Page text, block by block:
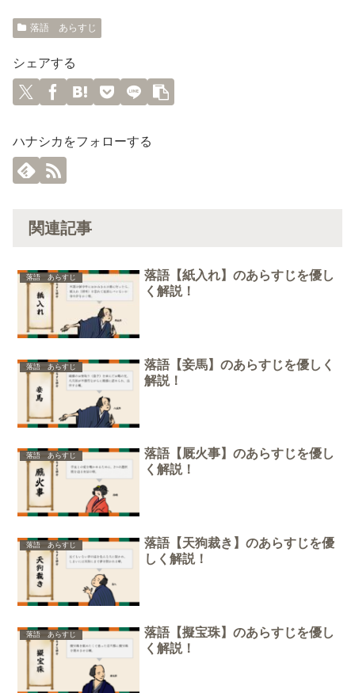
落語 あらすじ
シェアする
ハナシカをフォローする
関連記事
落語 あらすじ
落語【紙入れ】のあらすじを優し
く解説！
落語 あらすじ
落語【妾馬】のあらすじを優しく
解説！
落語 あらすじ
落語【厩火事】のあらすじを優し
く解説！
落語 あらすじ
落語【天狗裁き】のあらすじを優
しく解説！
落語 あらすじ
落語【擬宝珠】のあらすじを優し
く解説！